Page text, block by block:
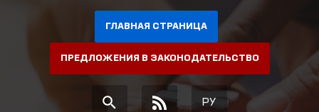
ГЛАВНАЯ СТРАНИЦА
ПРЕДЛОЖЕНИЯ В ЗАКОНОДАТЕЛЬСТВО
РУ